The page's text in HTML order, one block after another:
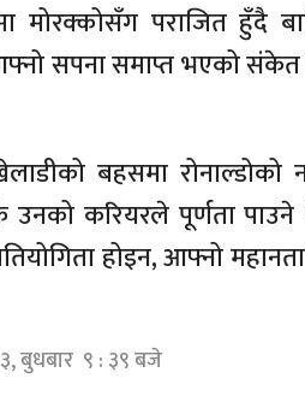
मोरक्कोसँग पराजित हुँदै
सपना समाप्त भएको
बहसमा
उनको करियरले पूर्णता
होइन, आफ्नो
बुधबार ९ : ३९ बजे